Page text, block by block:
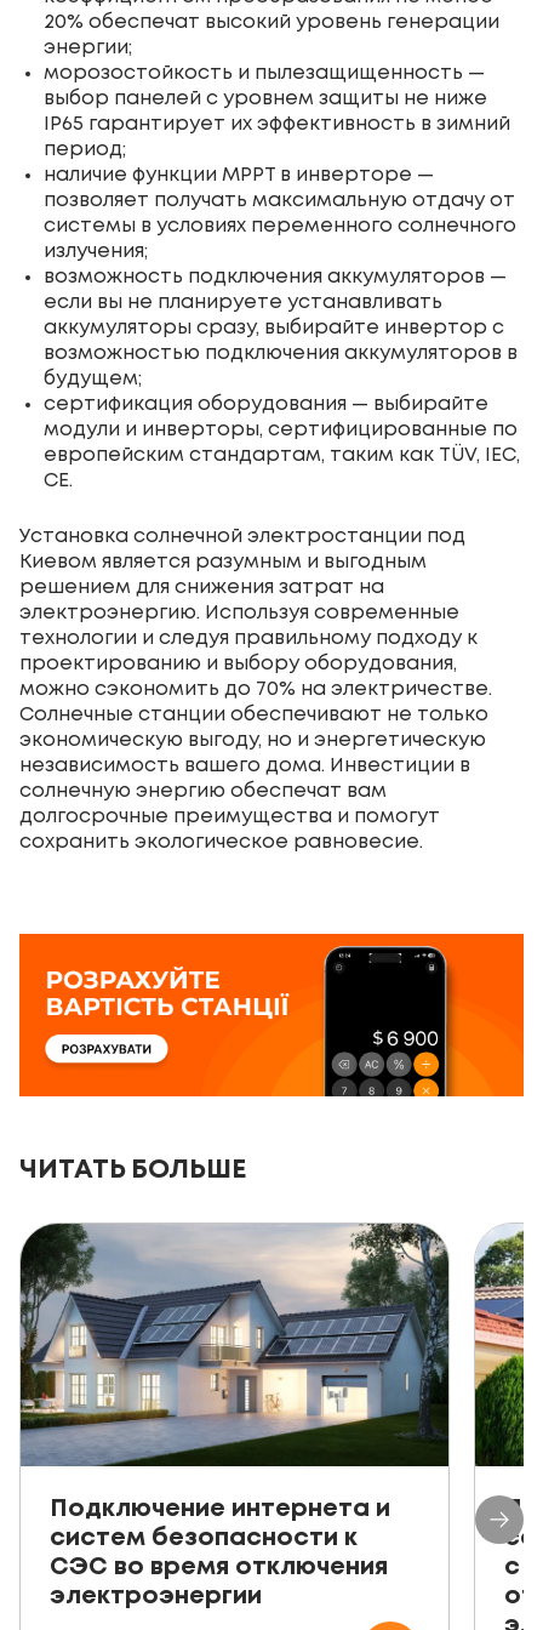
20% обеспечат высокий уровень генерации
энергии;
морозостойкость и пылезащищенность —
выбор панелей с уровнем защиты не ниже
IP65 гарантирует их эффективность в зимний
период;
наличие функции MPPT в инверторе —
позволяет получать максимальную отдачу от
системы в условиях переменного солнечного
излучения;
возможность подключения аккумуляторов —
если вы не планируете устанавливать
аккумуляторы сразу, выбирайте инвертор с
возможностью подключения аккумуляторов в
будущем;
сертификация оборудования — выбирайте
модули и инверторы, сертифицированные по
европейским стандартам, таким как TÜV, IEC,
CE.
Установка солнечной электростанции под
Киевом является разумным и выгодным
решением для снижения затрат на
электроэнергию. Используя современные
технологии и следуя правильному подходу к
проектированию и выбору оборудования,
можно сэкономить до 70% на электричестве.
Солнечные станции обеспечивают не только
экономическую выгоду, но и энергетическую
независимость вашего дома. Инвестиции в
солнечную энергию обеспечат вам
долгосрочные преимущества и помогут
сохранить экологическое равновесие.
ЧИТАТЬ БОЛЬШЕ
Подключение интернета и
систем безопасности к
СЭС во время отключения
электроэнергии
с